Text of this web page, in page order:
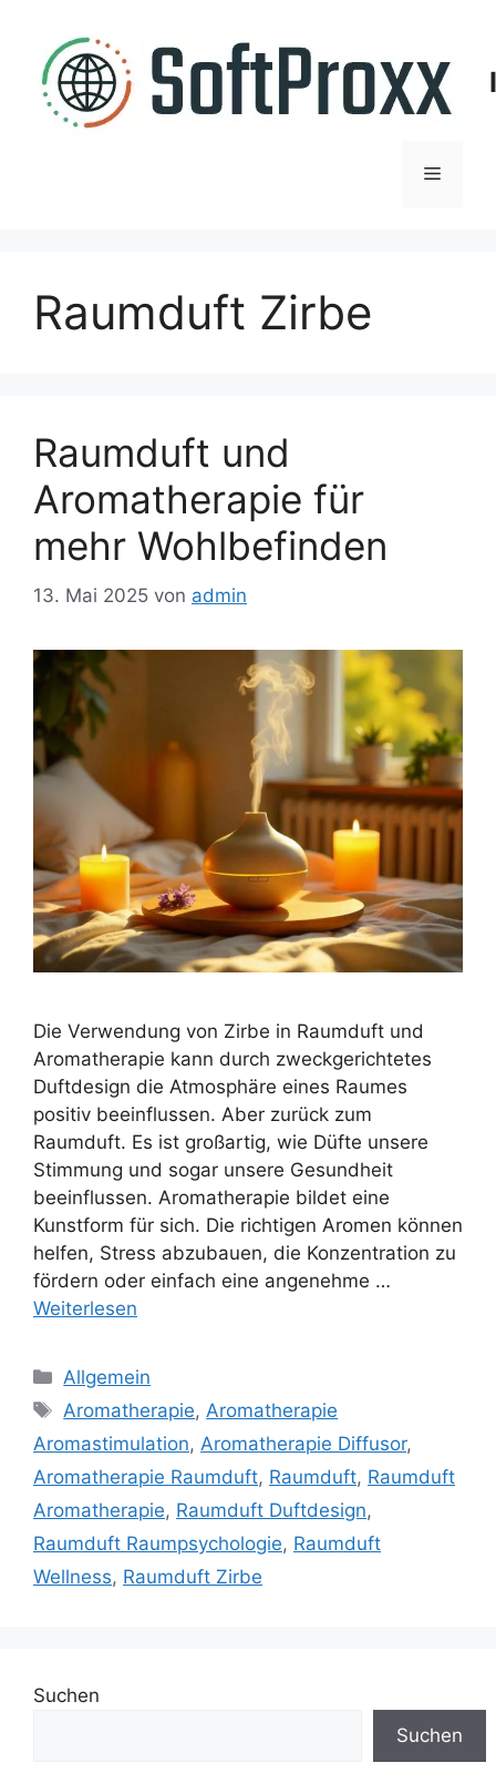
springen
Menü
Raumduft Zirbe
Raumduft und
Aromatherapie für
mehr Wohlbefinden
13. Mai 2025 von admin
Die Verwendung von Zirbe in Raumduft und
Aromatherapie kann durch zweckgerichtetes
Duftdesign die Atmosphäre eines Raumes
positiv beeinflussen. Aber zurück zum
Raumduft. Es ist großartig, wie Düfte unsere
Stimmung und sogar unsere Gesundheit
beeinflussen. Aromatherapie bildet eine
Kunstform für sich. Die richtigen Aromen können
helfen, Stress abzubauen, die Konzentration zu
fördern oder einfach eine angenehme …
Weiterlesen
Kategorien
Allgemein
Schlagwörter
Aromatherapie, Aromatherapie
Aromastimulation, Aromatherapie Diffusor,
Aromatherapie Raumduft, Raumduft, Raumduft
Aromatherapie, Raumduft Duftdesign,
Raumduft Raumpsychologie, Raumduft
Wellness, Raumduft Zirbe
Suchen
Suchen